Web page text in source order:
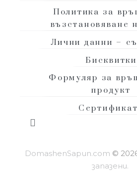
Политика за
възстановяване
Лични данни –
Бисквитки
Формуляр за
продукт
DomashenSapun.com ©
запазени.